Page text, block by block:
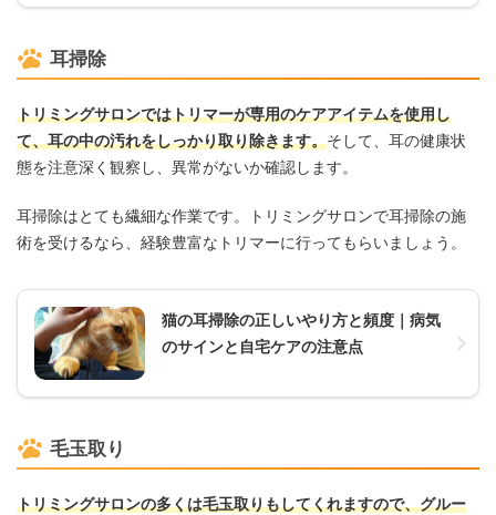
耳掃除
トリミングサロンではトリマーが専用のケアアイテムを使用し
て、耳の中の汚れをしっかり取り除きます。そして、耳の健康状
態を注意深く観察し、異常がないか確認します。​​
耳掃除はとても繊細な作業です。トリミングサロンで耳掃除の施
術を受けるなら、経験豊富なトリマーに行ってもらいましょう。​​
猫の耳掃除の正しいやり方と頻度｜病気
のサインと自宅ケアの注意点
毛玉取り
トリミングサロンの多くは毛玉取りもしてくれますので、グルー